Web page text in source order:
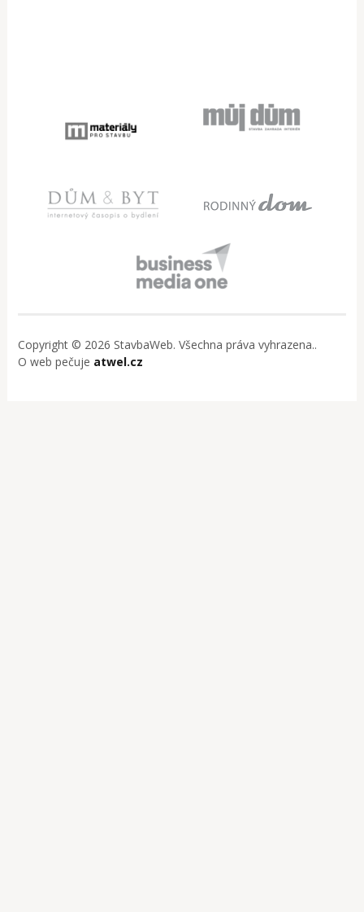
Copyright © 2026 StavbaWeb. Všechna práva vyhrazena..
O web pečuje atwel.cz